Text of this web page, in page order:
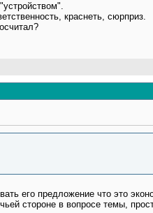
краснеть, сюрприз.
его предложение что это
стороне в вопросе темы,